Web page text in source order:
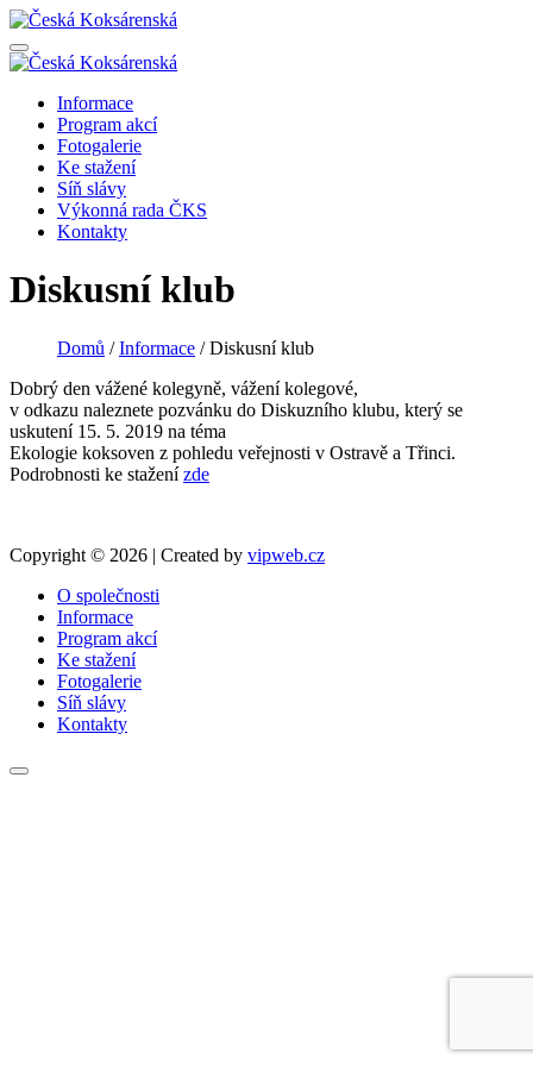
Informace
Program akcí
Fotogalerie
Ke stažení
Síň slávy
Výkonná rada ČKS
Kontakty
Diskusní klub
Domů /Informace /Diskusní klub
Dobrý den vážené kolegyně, vážení kolegové,
v odkazu naleznete pozvánku do Diskuzního klubu, který se
uskutení 15. 5. 2019 na téma
Ekologie koksoven z pohledu veřejnosti v Ostravě a Třinci.
Podrobnosti ke staženízde
Copyright © 2026 | Created by vipweb.cz
O společnosti
Informace
Program akcí
Ke stažení
Fotogalerie
Síň slávy
Kontakty